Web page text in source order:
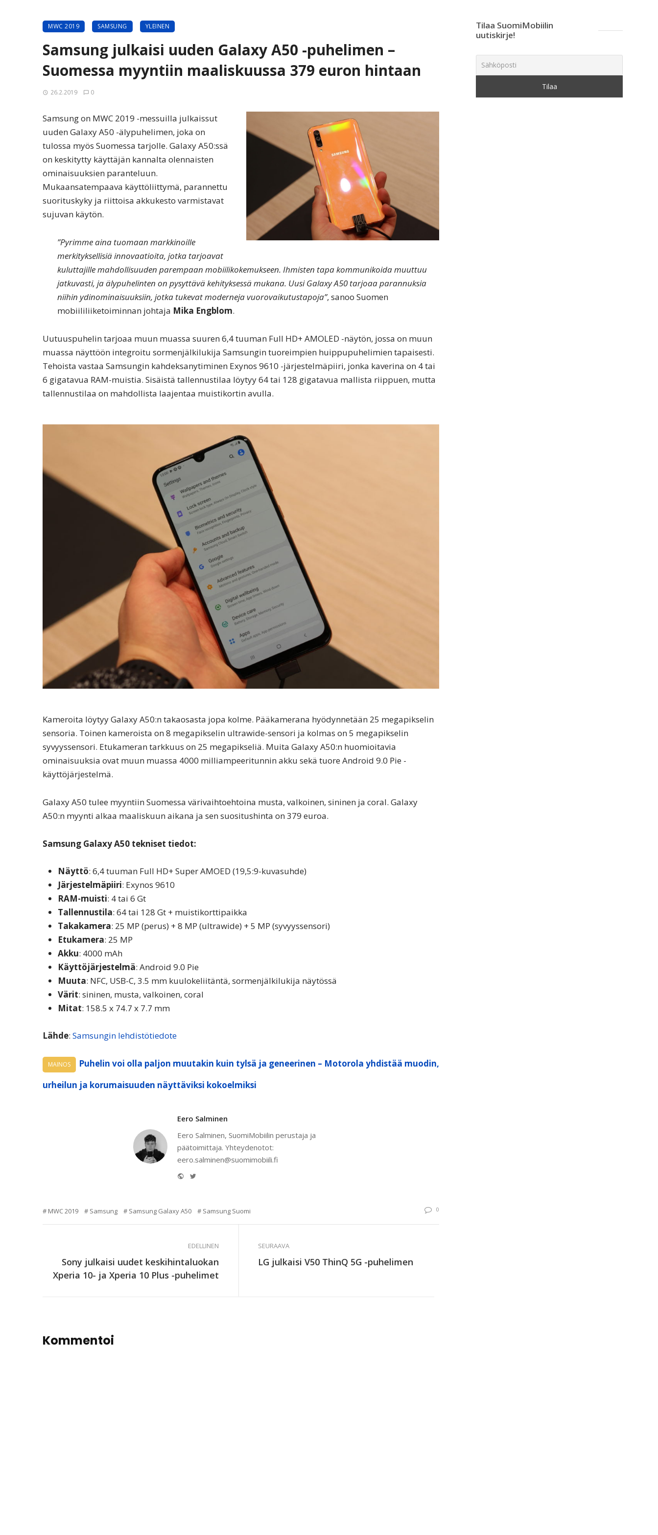
MWC 2019 SAMSUNG YLEINEN
Samsung julkaisi uuden Galaxy A50 -puhelimen –
Suomessa myyntiin maaliskuussa 379 euron hintaan
26.2.2019 0
Samsung on MWC 2019 -messuilla julkaissut
uuden Galaxy A50 -älypuhelimen, joka on
tulossa myös Suomessa tarjolle. Galaxy A50:ssä
on keskitytty käyttäjän kannalta olennaisten
ominaisuuksien paranteluun.
Mukaansatempaava käyttöliittymä, parannettu
suorituskyky ja riittoisa akkukesto varmistavat
sujuvan käytön.
”Pyrimme aina tuomaan markkinoille
merkityksellisiä innovaatioita, jotka tarjoavat
kuluttajille mahdollisuuden parempaan mobiilikokemukseen. Ihmisten tapa kommunikoida muuttuu
jatkuvasti, ja älypuhelinten on pysyttävä kehityksessä mukana. Uusi Galaxy A50 tarjoaa parannuksia
niihin ydinominaisuuksiin, jotka tukevat moderneja vuorovaikutustapoja”, sanoo Suomen
mobiililiiketoiminnan johtaja Mika Engblom.
Uutuuspuhelin tarjoaa muun muassa suuren 6,4 tuuman Full HD+ AMOLED -näytön, jossa on muun
muassa näyttöön integroitu sormenjälkilukija Samsungin tuoreimpien huippupuhelimien tapaisesti.
Tehoista vastaa Samsungin kahdeksanytiminen Exynos 9610 -järjestelmäpiiri, jonka kaverina on 4 tai
6 gigatavua RAM-muistia. Sisäistä tallennustilaa löytyy 64 tai 128 gigatavua mallista riippuen, mutta
tallennustilaa on mahdollista laajentaa muistikortin avulla.
Kameroita löytyy Galaxy A50:n takaosasta jopa kolme. Pääkamerana hyödynnetään 25 megapikselin
sensoria. Toinen kameroista on 8 megapikselin ultrawide-sensori ja kolmas on 5 megapikselin
syvyyssensori. Etukameran tarkkuus on 25 megapikseliä. Muita Galaxy A50:n huomioitavia
ominaisuuksia ovat muun muassa 4000 milliampeeritunnin akku sekä tuore Android 9.0 Pie -
käyttöjärjestelmä.
Galaxy A50 tulee myyntiin Suomessa värivaihtoehtoina musta, valkoinen, sininen ja coral. Galaxy
A50:n myynti alkaa maaliskuun aikana ja sen suositushinta on 379 euroa.
Samsung Galaxy A50 tekniset tiedot:
Näyttö: 6,4 tuuman Full HD+ Super AMOED (19,5:9-kuvasuhde)
Järjestelmäpiiri: Exynos 9610
RAM-muisti: 4 tai 6 Gt
Tallennustila: 64 tai 128 Gt + muistikorttipaikka
Takakamera: 25 MP (perus) + 8 MP (ultrawide) + 5 MP (syvyyssensori)
Etukamera: 25 MP
Akku: 4000 mAh
Käyttöjärjestelmä: Android 9.0 Pie
Muuta: NFC, USB-C, 3.5 mm kuulokeliitäntä, sormenjälkilukija näytössä
Värit: sininen, musta, valkoinen, coral
Mitat: 158.5 x 74.7 x 7.7 mm
Lähde: Samsungin lehdistötiedote
MAINOS
Puhelin voi olla paljon muutakin kuin tylsä ja geneerinen – Motorola yhdistää muodin,
urheilun ja korumaisuuden näyttäviksi kokoelmiksi
Eero Salminen
Eero Salminen, SuomiMobiilin perustaja ja
päätoimittaja. Yhteydenotot:
eero.salminen@suomimobiili.fi
Website
MWC 2019 Samsung Samsung Galaxy A50 Samsung Suomi 0
EDELLINEN
Sony julkaisi uudet keskihintaluokan
Xperia 10- ja Xperia 10 Plus -puhelimet
SEURAAVA
LG julkaisi V50 ThinQ 5G -puhelimen
Kommentoi
Tilaa SuomiMobiilin
uutiskirje!